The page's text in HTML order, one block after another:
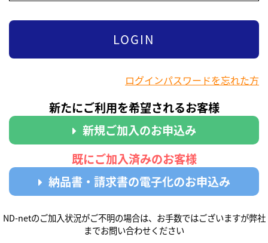
ログインパスワードを忘れた方
新たにご利用を希望されるお客様
新規ご加入のお申込み
既にご加入済みのお客様
納品書・請求書の電子化のお申込み
ND-netのご加入状況がご不明の場合は、お手数ではございますが弊社
までお問い合わせください